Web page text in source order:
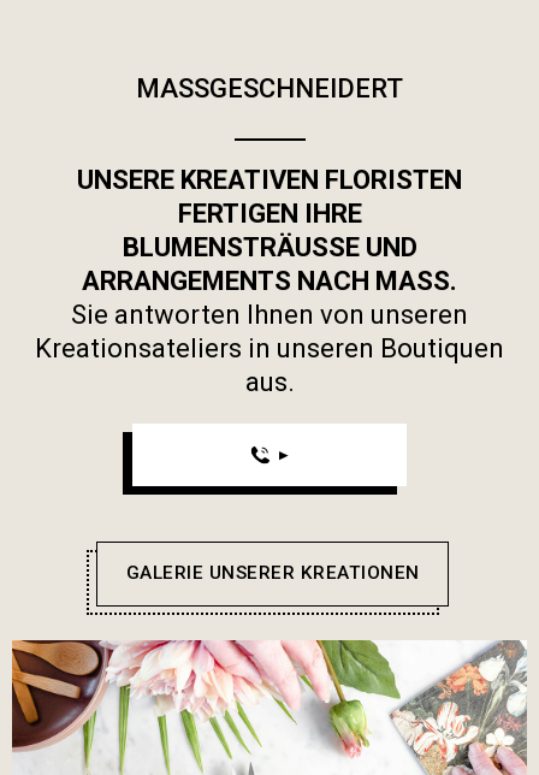
MASSGESCHNEIDERT
UNSERE KREATIVEN FLORISTEN
FERTIGEN IHRE
BLUMENSTRÄUSSE UND
ARRANGEMENTS NACH MASS.
Sie antworten Ihnen von unseren
Kreationsateliers in unseren Boutiquen
aus.
GALERIE UNSERER KREATIONEN